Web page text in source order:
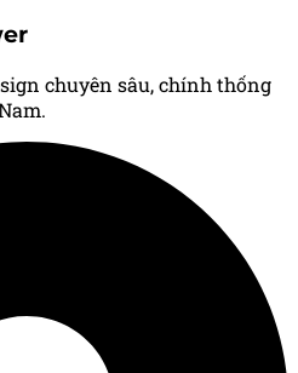
chuyên sâu, chính thống